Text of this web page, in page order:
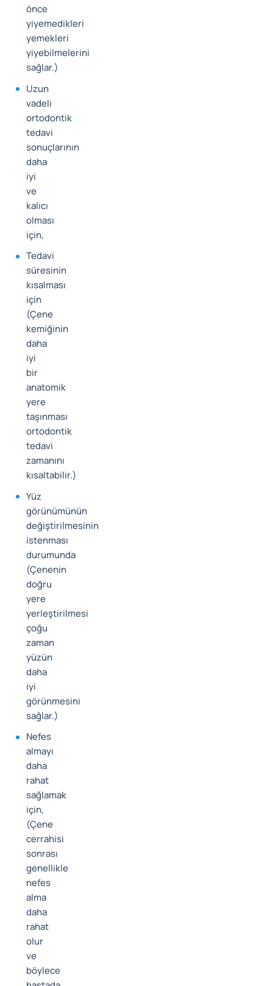
önce
yiyemedikleri
yemekleri
yiyebilmelerini
sağlar.)
Uzun
vadeli
ortodontik
tedavi
sonuçlarının
daha
iyi
ve
kalıcı
olması
için,
Tedavi
süresinin
kısalması
için
(Çene
kemiğinin
daha
iyi
bir
anatomik
yere
taşınması
ortodontik
tedavi
zamanını
kısaltabilir.)
Yüz
görünümünün
değiştirilmesinin
istenması
durumunda
(Çenenin
doğru
yere
yerleştirilmesi
çoğu
zaman
yüzün
daha
iyi
görünmesini
sağlar.)
Nefes
almayı
daha
rahat
sağlamak
için,
(Çene
cerrahisi
sonrası
genellikle
nefes
alma
daha
rahat
olur
ve
böylece